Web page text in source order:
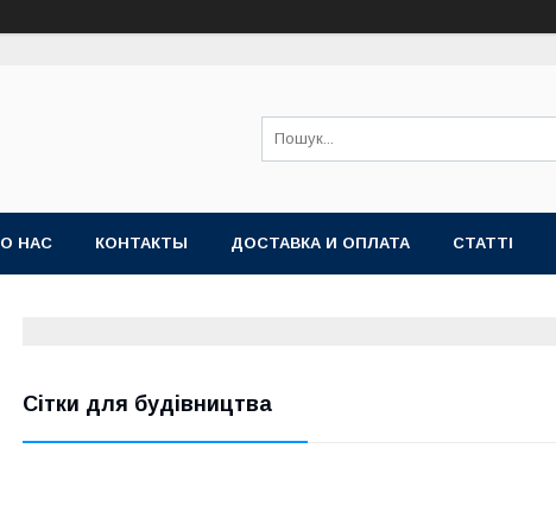
О НАС КОНТАКТЫ ДОСТАВКА И ОПЛАТА СТАТТІ
Сітки для будівництва